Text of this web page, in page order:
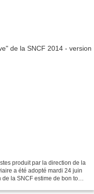
produit par la direction de la
a été adopté mardi 24 juin
la SNCF estime de bon ton